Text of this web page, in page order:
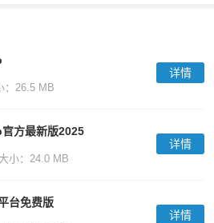
：26.5 MB
详情
方最新版2025
大小：24.0 MB
详情
台免费版
详情